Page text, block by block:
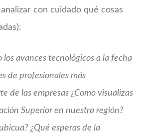
con cuidado qué cosas
los avances tecnológicos a la fecha
de profesionales más
de las empresas ¿Como visualizas
Superior en nuestra región?
¿Qué esperas de la